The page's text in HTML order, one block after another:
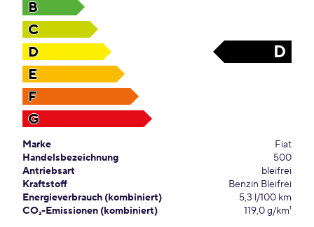
B
C
D
D
E
F
G
Marke
Fiat
Handelsbezeichnung
500
Antriebsart
bleifrei
Kraftstoff
Benzin Bleifrei
Energieverbrauch (kombiniert)
5,3 l/100 km
CO₂-Emissionen (kombiniert)
119,0 g/km¹